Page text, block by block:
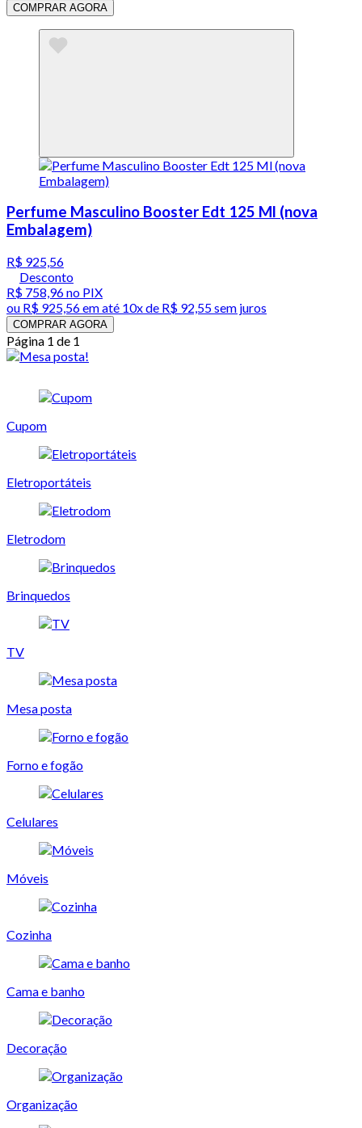
COMPRAR AGORA
Perfume Masculino Booster Edt 125 Ml (nova
Embalagem)
R$ 925,56
Desconto
R$ 758,96no PIX
ou R$ 925,56em até 10x de R$ 92,55 sem juros
COMPRAR AGORA
Página 1 de 1
Cupom
Eletroportáteis
Eletrodom
Brinquedos
TV
Mesa posta
Forno e fogão
Celulares
Móveis
Cozinha
Cama e banho
Decoração
Organização